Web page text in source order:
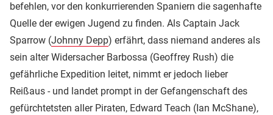
befehlen, vor den konkurrierenden Spaniern die sagenhafte
Quelle der ewigen Jugend zu finden. Als Captain Jack
Sparrow (Johnny Depp) erfährt, dass niemand anderes als
sein alter Widersacher Barbossa (Geoffrey Rush) die
gefährliche Expedition leitet, nimmt er jedoch lieber
Reißaus - und landet prompt in der Gefangenschaft des
gefürchtetsten aller Piraten, Edward Teach (Ian McShane),